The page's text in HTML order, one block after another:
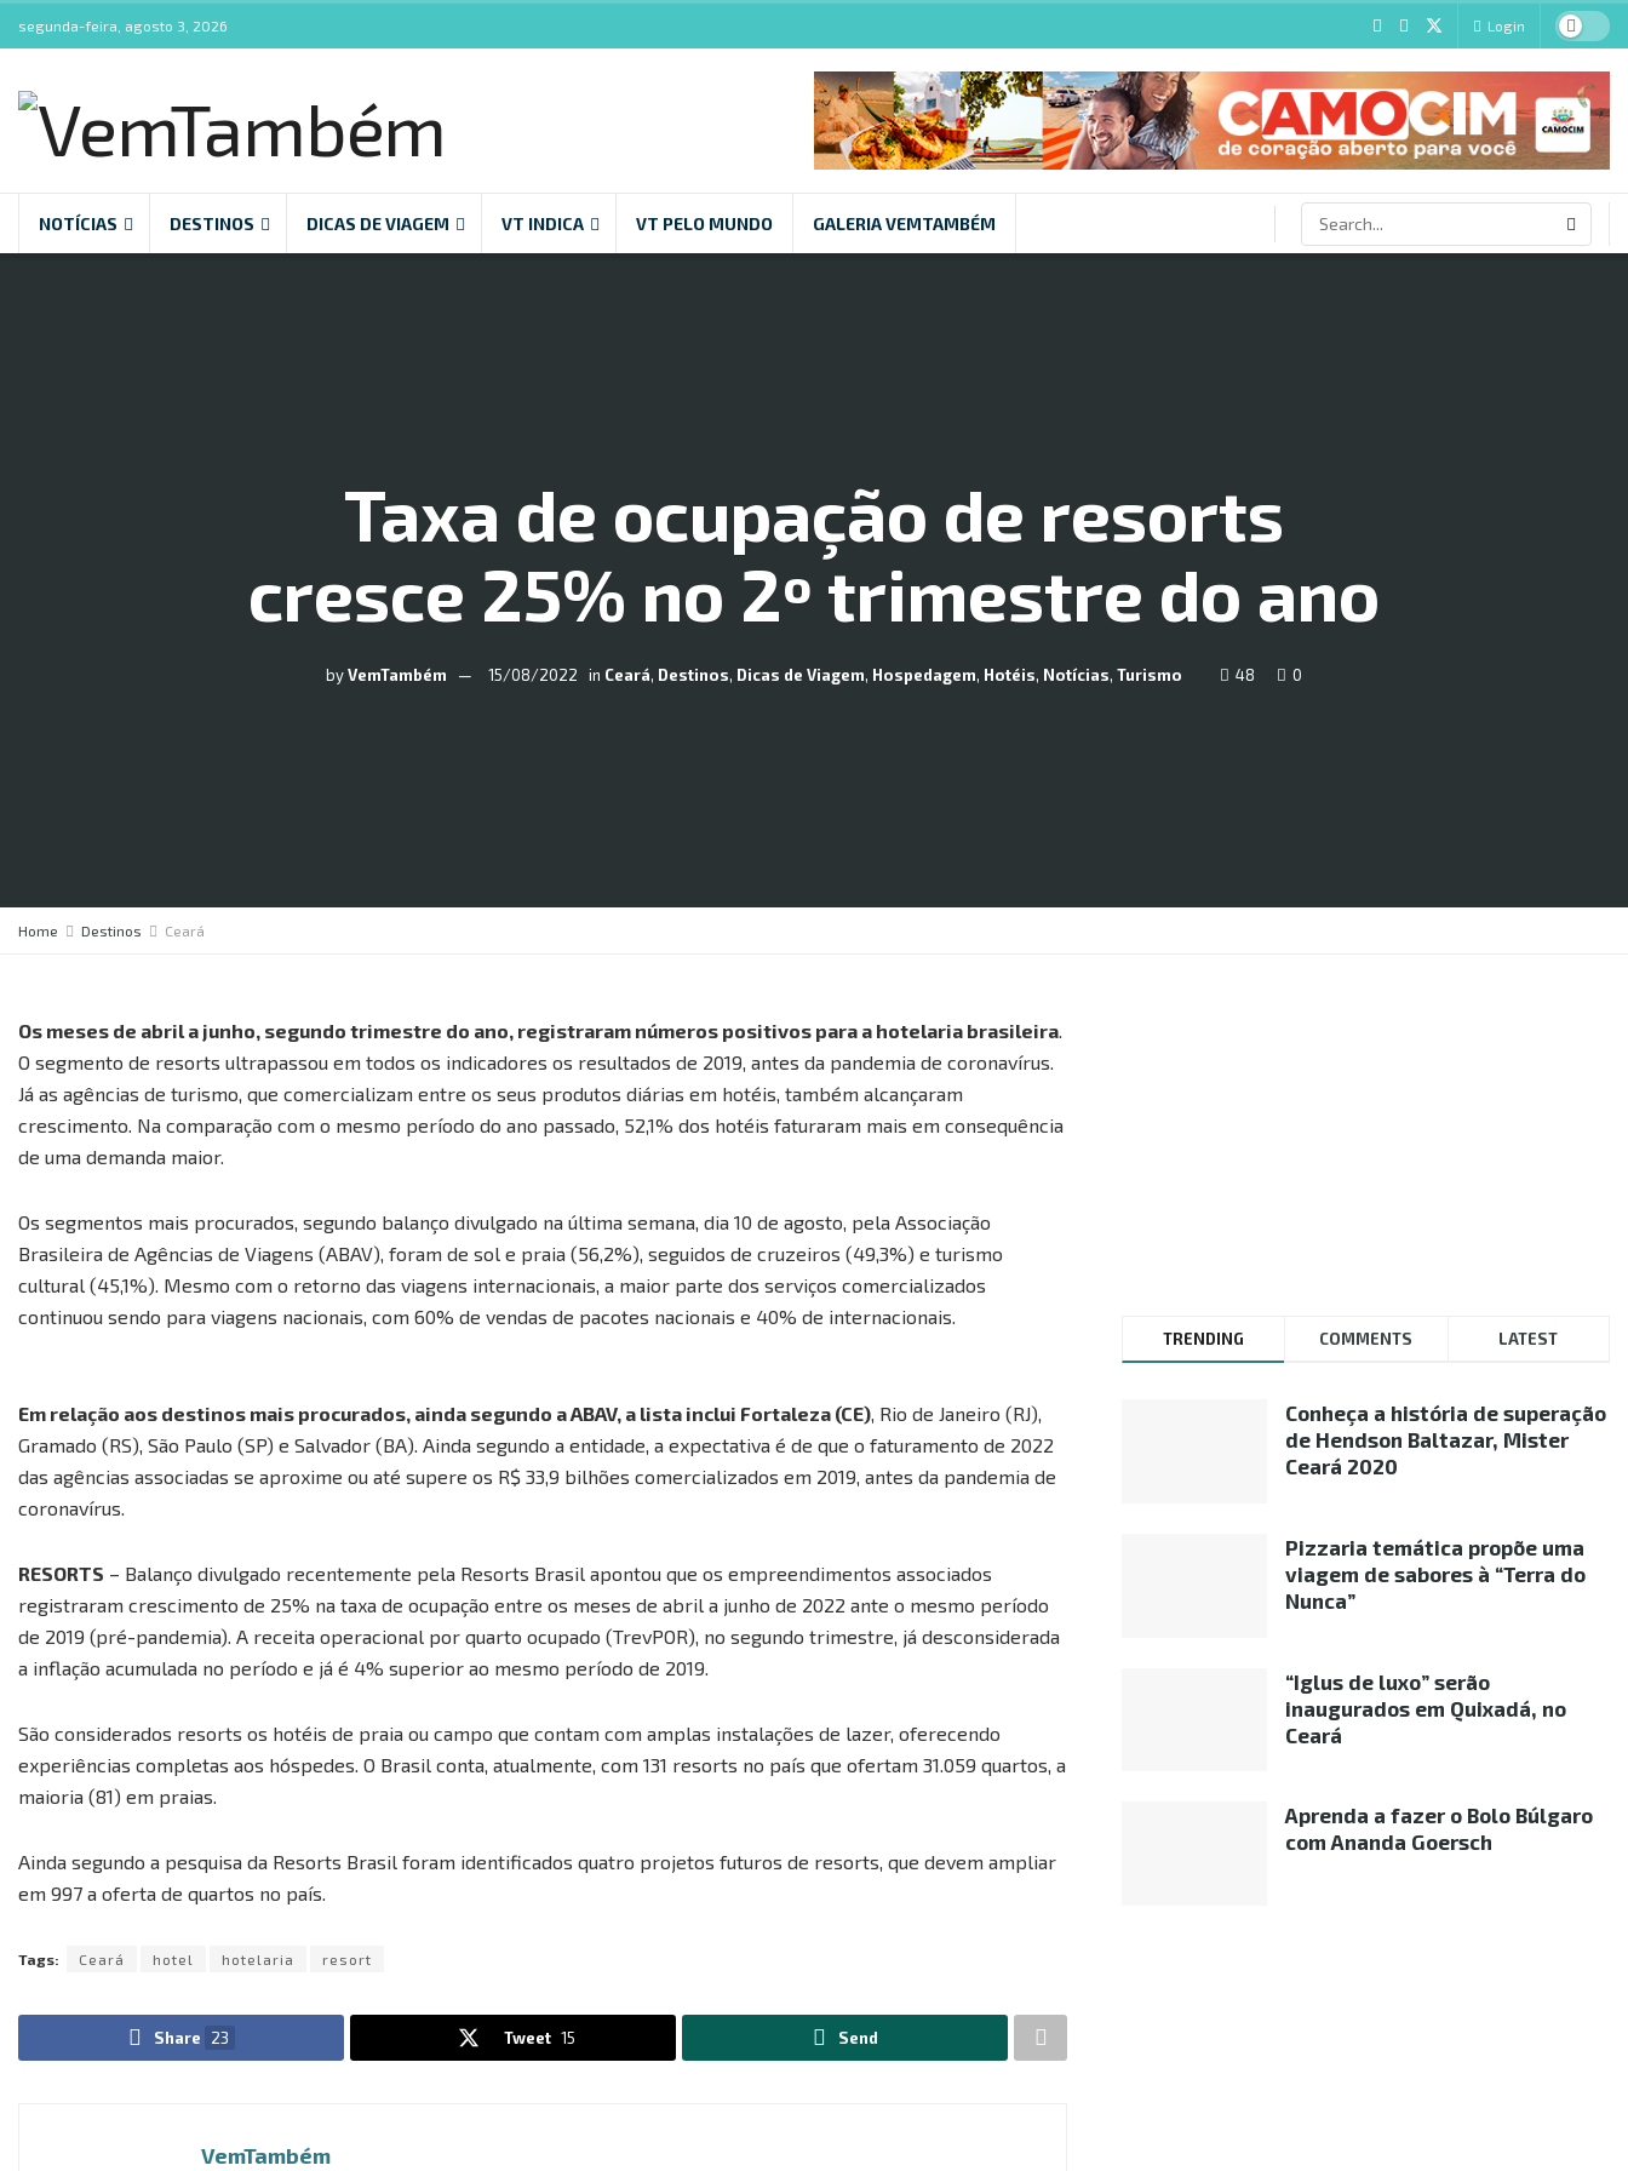
segunda-feira, agosto 3, 2026 Login
NOTÍCIAS DESTINOS DICAS DE VIAGEM VT INDICA VT PELO MUNDO GALERIA VEMTAMBÉM
Taxa de ocupação de resorts
cresce 25% no 2º trimestre do ano
byVemTambém 15/08/2022 in Ceará, Destinos, Dicas de Viagem, Hospedagem, Hotéis, Notícias, Turismo 48 0
Home Destinos Ceará
Os meses de abril a junho, segundo trimestre do ano, registraram números positivos para a hotelaria brasileira.
O segmento de resorts ultrapassou em todos os indicadores os resultados de 2019, antes da pandemia de coronavírus.
Já as agências de turismo, que comercializam entre os seus produtos diárias em hotéis, também alcançaram
crescimento. Na comparação com o mesmo período do ano passado, 52,1% dos hotéis faturaram mais em consequência
de uma demanda maior.
Os segmentos mais procurados, segundo balanço divulgado na última semana, dia 10 de agosto, pela Associação
Brasileira de Agências de Viagens (ABAV), foram de sol e praia (56,2%), seguidos de cruzeiros (49,3%) e turismo
cultural (45,1%). Mesmo com o retorno das viagens internacionais, a maior parte dos serviços comercializados
continuou sendo para viagens nacionais, com 60% de vendas de pacotes nacionais e 40% de internacionais.
Em relação aos destinos mais procurados, ainda segundo a ABAV, a lista inclui Fortaleza (CE), Rio de Janeiro (RJ),
Gramado (RS), São Paulo (SP) e Salvador (BA). Ainda segundo a entidade, a expectativa é de que o faturamento de 2022
das agências associadas se aproxime ou até supere os R$ 33,9 bilhões comercializados em 2019, antes da pandemia de
coronavírus.
RESORTS – Balanço divulgado recentemente pela Resorts Brasil apontou que os empreendimentos associados
registraram crescimento de 25% na taxa de ocupação entre os meses de abril a junho de 2022 ante o mesmo período
de 2019 (pré-pandemia). A receita operacional por quarto ocupado (TrevPOR), no segundo trimestre, já desconsiderada
a inflação acumulada no período e já é 4% superior ao mesmo período de 2019.
São considerados resorts os hotéis de praia ou campo que contam com amplas instalações de lazer, oferecendo
experiências completas aos hóspedes. O Brasil conta, atualmente, com 131 resorts no país que ofertam 31.059 quartos, a
maioria (81) em praias.
Ainda segundo a pesquisa da Resorts Brasil foram identificados quatro projetos futuros de resorts, que devem ampliar
em 997 a oferta de quartos no país.
Tags: Ceará hotel hotelaria resort
Share 23 Tweet 15 Send
VemTambém
TRENDING COMMENTS LATEST
Conheça a história de superação
de Hendson Baltazar, Mister
Ceará 2020
Pizzaria temática propõe uma
viagem de sabores à “Terra do
Nunca”
“Iglus de luxo” serão
inaugurados em Quixadá, no
Ceará
Aprenda a fazer o Bolo Búlgaro
com Ananda Goersch